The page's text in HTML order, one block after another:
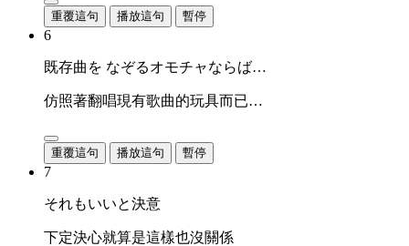
重覆這句 播放這句 暫停
6
既存曲を なぞるオモチャならば…
仿照著翻唱現有歌曲的玩具而已…
重覆這句 播放這句 暫停
7
それもいいと決意
下定決心就算是這樣也沒關係